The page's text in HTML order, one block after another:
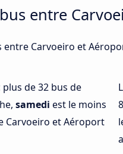
entre
Carvoeiro et
de 32 bus de
samedi est le moins
Carvoeiro et Aéroport